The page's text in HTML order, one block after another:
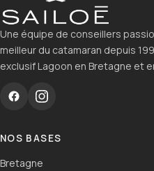
Une équipe de conseillers
meilleur du catamaran depuis
exclusif Lagoon en Bretagne et
NOS BASES
Bretagne